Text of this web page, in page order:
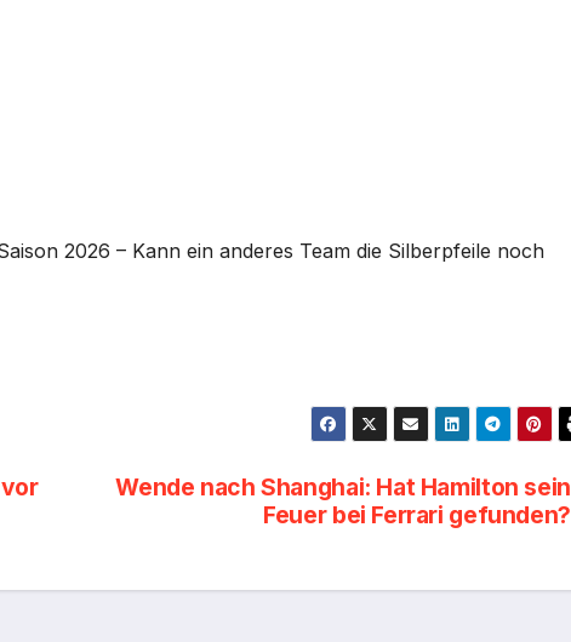
2026 – Kann ein anderes Team die Silberpfeile noch
Wende nach Shanghai: Hat Hamilton sein
Feuer bei Ferrari gefunden?